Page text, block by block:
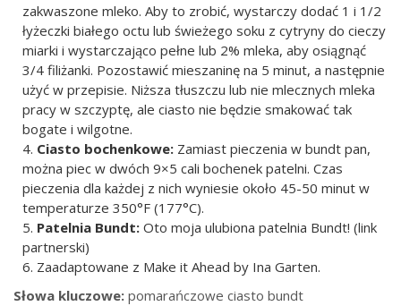
zakwaszone mleko. Aby to zrobić, wystarczy dodać 1 i 1/2
łyżeczki białego octu lub świeżego soku z cytryny do cieczy
miarki i wystarczająco pełne lub 2% mleka, aby osiągnąć
3/4 filiżanki. Pozostawić mieszaninę na 5 minut, a następnie
użyć w przepisie. Niższa tłuszczu lub nie mlecznych mleka
pracy w szczyptę, ale ciasto nie będzie smakować tak
bogate i wilgotne.
Ciasto bochenkowe: Zamiast pieczenia w bundt pan,
można piec w dwóch 9×5 cali bochenek patelni. Czas
pieczenia dla każdej z nich wyniesie około 45-50 minut w
temperaturze 350°F (177°C).
Patelnia Bundt: Oto moja ulubiona patelnia Bundt! (link
partnerski)
Zaadaptowane z Make it Ahead by Ina Garten.
Słowa kluczowe: pomarańczowe ciasto bundt